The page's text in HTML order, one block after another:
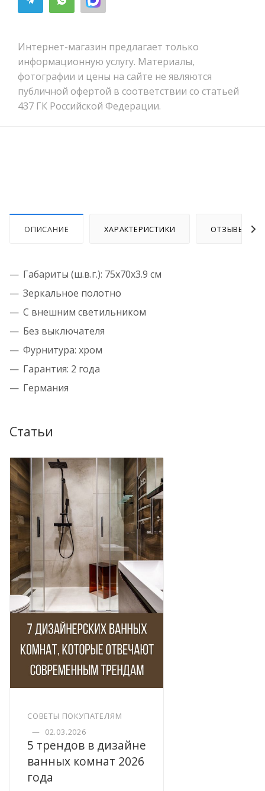
Интернет-магазин предлагает только
информационную услугу. Материалы,
фотографии и цены на сайте не являются
публичной офертой в соответствии со статьей
437 ГК Российской Федерации.
ОПИСАНИЕ ХАРАКТЕРИСТИКИ ОТЗЫВЫ
Габариты (ш.в.г.): 75x70x3.9 см
Зеркальное полотно
С внешним светильником
Без выключателя
Фурнитура: хром
Гарантия: 2 года
Германия
Статьи
СОВЕТЫ ПОКУПАТЕЛЯМ
— 02.03.2026
5 трендов в дизайне
ванных комнат 2026
года